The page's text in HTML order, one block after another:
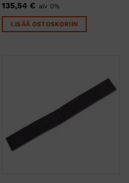
135,54 € alv 0%
LISÄÄ OSTOSKORIIN